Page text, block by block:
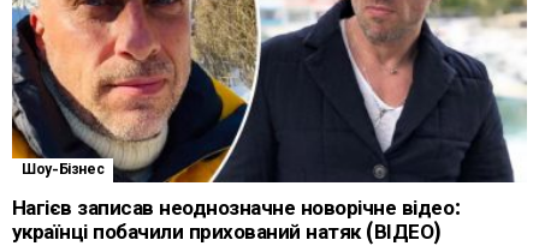
Шоу-Бізнес
Нагієв записав неоднозначне новорічне відео:
українці побачили прихований натяк (ВІДЕО)